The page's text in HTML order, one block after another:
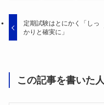
定期試験はとにかく「しっ
かりと確実に」
この記事を書いた人